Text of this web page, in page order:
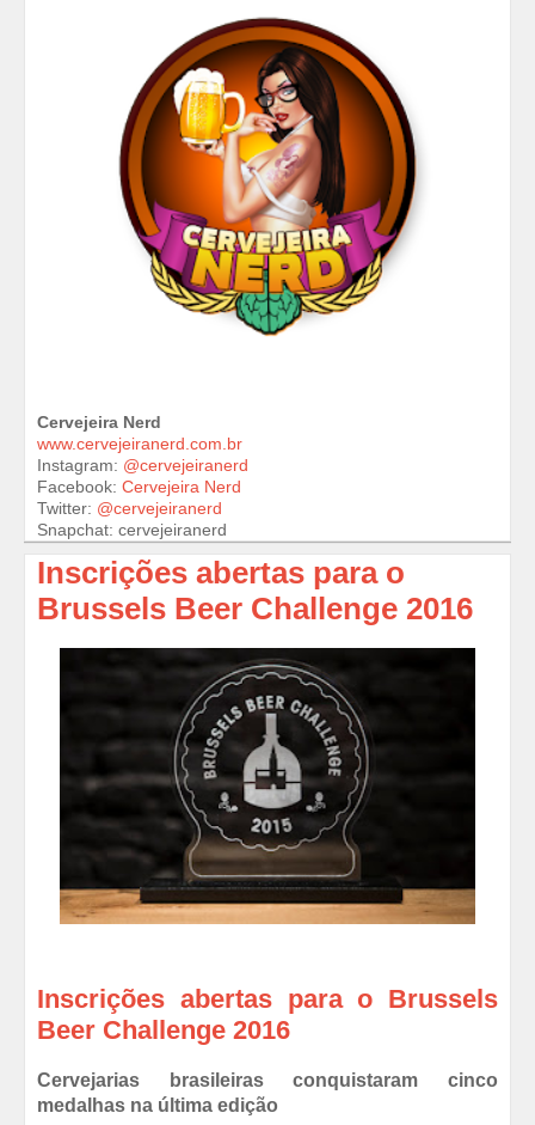
Cervejeira Nerd
www.cervejeiranerd.com.br
Instagram: @cervejeiranerd
Facebook: Cervejeira Nerd
Twitter: @cervejeiranerd
Snapchat: cervejeiranerd
Inscrições abertas para o
Brussels Beer Challenge 2016
Inscrições abertas para o Brussels
Beer Challenge 2016
Cervejarias brasileiras conquistaram cinco
medalhas na última edição